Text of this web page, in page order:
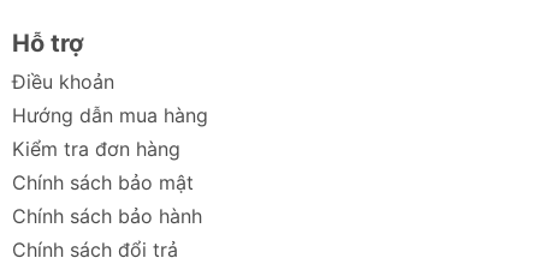
Hỗ trợ
Điều khoản
Hướng dẫn mua hàng
Kiểm tra đơn hàng
Chính sách bảo mật
Chính sách bảo hành
Chính sách đổi trả